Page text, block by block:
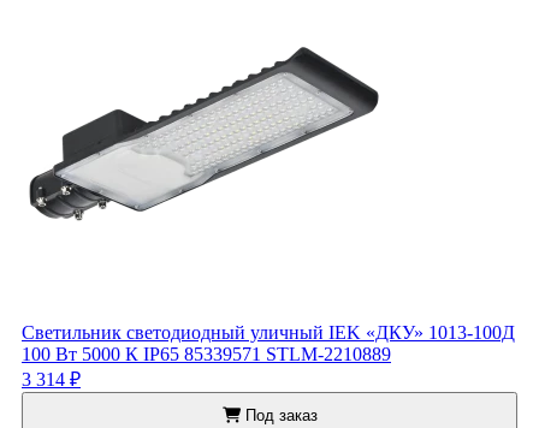
Светильник светодиодный уличный IEK «ДКУ» 1013-100Д
100 Вт 5000 К IP65 85339571 STLM-2210889
3 314 ₽
Под заказ